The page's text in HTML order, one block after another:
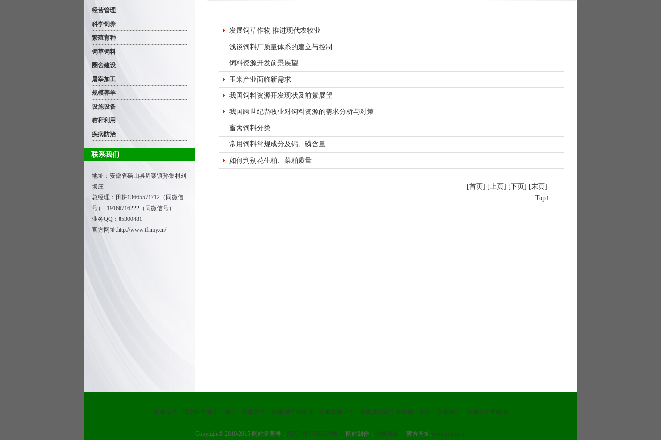
经营管理
科学饲养
繁殖育种
饲草饲料
圈舍建设
屠宰加工
规模养羊
设施设备
秸秆利用
疾病防治
联系我们
地址：安徽省砀山县周寨镇孙集村刘
坝庄
总经理：田耕13665571712（同微信
号） 19166716222（同微信号）
业务QQ：85300481
官方网址:http://www.tfnmy.cn/
发展饲草作物 推进现代农牧业
浅谈饲料厂质量体系的建立与控制
饲料资源开发前景展望
玉米产业面临新需求
我国饲料资源开发现状及前景展望
我国跨世纪畜牧业对饲料资源的需求分析与对策
畜禽饲料分类
常用饲料常规成分及钙、磷含量
如何判别花生粕、菜粕质量
[首页] [上页] [下页] [末页]
Top↑
波尔山羊 波尔山羊种羊 湖羊 安徽湖羊 安徽湖羊养殖场 安徽波尔山羊 安徽波尔山羊养殖场 湖羊 安徽湖羊 安徽湖羊养殖场
Copyright© 2010-2015 网站备案号： 皖ICP备17006671号-1 网站制作： 企隆网络 官方网址:www.tfnmy.cn